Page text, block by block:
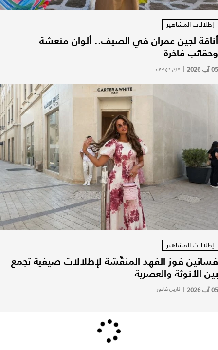
إطلالات المشاهير
أناقة لجين عمران في الصيف.. ألوان منعشة
وحقائب فاخرة
05 آب 2026 | فرح جهمي
إطلالات المشاهير
فساتين فوز الفهد المنقّشة لإطلالات صيفية تجمع
بين الأنوثة والعصرية
05 آب 2026 | كارين فاعور